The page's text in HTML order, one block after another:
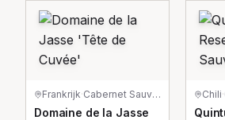
Frankrijk· Cabernet Sauvignon
Domaine de la Jasse
Chili·